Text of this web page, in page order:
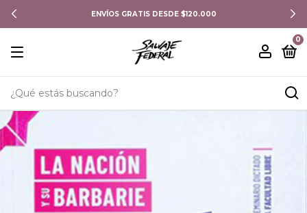
ENVÍOS GRATIS DESDE $120.000
0